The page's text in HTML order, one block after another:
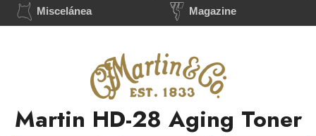
Miscelánea Magazine
Martin HD-28 Aging Toner